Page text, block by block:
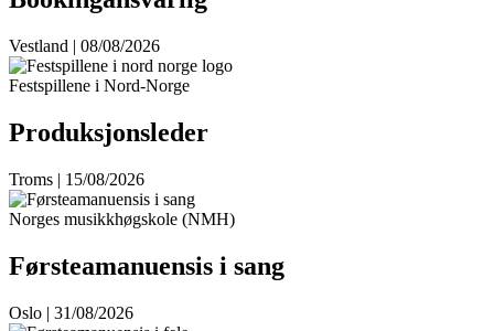
Vestland | 08/08/2026
Festspillene i Nord-Norge
Produksjonsleder
Troms | 15/08/2026
Norges musikkhøgskole (NMH)
Førsteamanuensis i sang
Oslo | 31/08/2026